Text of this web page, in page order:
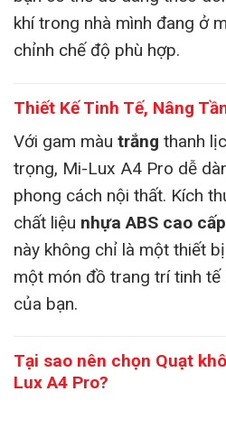
khí trong nhà mình đang ở
chỉnh chế độ phù hợp.
Thiết Kế Tinh Tế, Nâng
Với gam màu trắng thanh
trọng, Mi-Lux A4 Pro dễ
phong cách nội thất. Kích
chất liệu nhựa ABS cao cấp
này không chỉ là một thiết
một món đồ trang trí tinh
của bạn.
Tại sao nên chọn Quạt
Lux A4 Pro?